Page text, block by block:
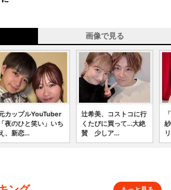
画像で見る
カップルYouTuber
「夜のひと笑い」いち
え、新恋...
辻希美、コストコに行
くたびに買って...大絶
賛 少しア...